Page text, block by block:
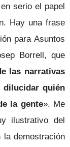
serio el papel
Hay una frase
para Asuntos
Borrell, que
las narrativas
dilucidar quién
la gente». Me
ilustrativo del
la demostración